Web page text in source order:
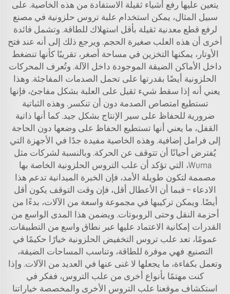
يتعين عليها رفع أشياء ثقيلة الاستفادة من هذه الخاصية. على
سبيل المثال، يمكن استخدام علبة تروس حلزونية في مصنع
لرفع قطع معدنية ثقيلة بأقل استهلاك للطاقة. وتشمل فائدة
أخرى أن هذه العلب صغيرة الحجم. ويرجع ذلك إلى أنه عند فتح
الأوتار، يمكنها التخزين في مساحة أصغر، تقريبًا كأنها تنضغط
داخل الأماكن الضيقة الموجودة داخل الآلة. وتُعرف المحركات
الحلزونية أيضًا بقدرتها على تحمل الصدمات المفاجئة. وهذا
يعني أنه إذا سقط شيء ثقيل على العلبة بشكل مفاجئ، فإنها
تستطيع امتصاص الصدمة دون أن تنكسر. وهذه الثباتية
ضرورية للحفاظ على سير الإنتاج بشكل جيد. كما أنها ذاتية
القفل، ما يعني أنها تستطيع الحفاظ على وضعها دون الحاجة
إلى فرامل إضافية. وهذه الخاصية مفيدة جدًا في الأجهزة التي
يُفترض أحيانًا أن تتوقف عن الحركة. وبالنسبة لشركات مثل
Wuma، التي تؤكد أن علب التروس الحلزونية الخاصة بها
مصممة لتكون طويلة الأمد، فإن الخبرة الميدانية تدعم هذا
الادعاء – فبما أن الأعطال أقل، فإن وقت التوقف يكون أقل
أيضًا. ويمكن تركيبها في مجموعة واسعة من الآلات، بدءًا من
أحزمة النقل وحتى الروبوتات. ويضمن هذا المدى الواسع من
القدرات إمكانية الاعتماد عليها عبر نطاق واسع من التطبيقات.
عمومًا، تعد علب تروس التخفيض الحلزونية خيارًا حكيمًا في
التصنيع. فهي موفرة للطاقة، وتناسب المساحات الضيقة،
وتعمل بكفاءة، ما يجعلها لا غنى عنها في العديد من الآلات. وإذا
كنت مهتمًا بأنواع أخرى من علب التروس، ففكر في
استكشاف موقعنا علب التروس الأخرى والمخصصة خياراتنا